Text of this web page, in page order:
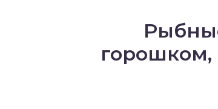
горошком,